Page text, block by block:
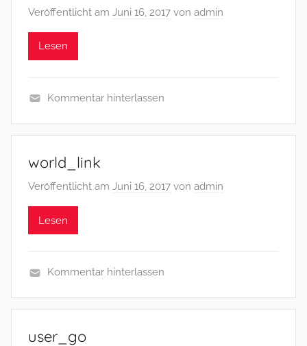
Veröffentlicht am Juni 16, 2017 von admin
Lesen
Kommentar hinterlassen
world_link
Veröffentlicht am Juni 16, 2017 von admin
Lesen
Kommentar hinterlassen
user_go